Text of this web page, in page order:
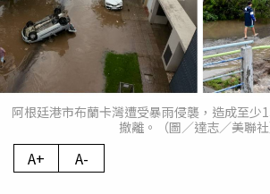
阿根廷港市布蘭卡灣遭受暴雨侵襲，造成至少
撤離。（圖／達志／美聯社
A+ A-